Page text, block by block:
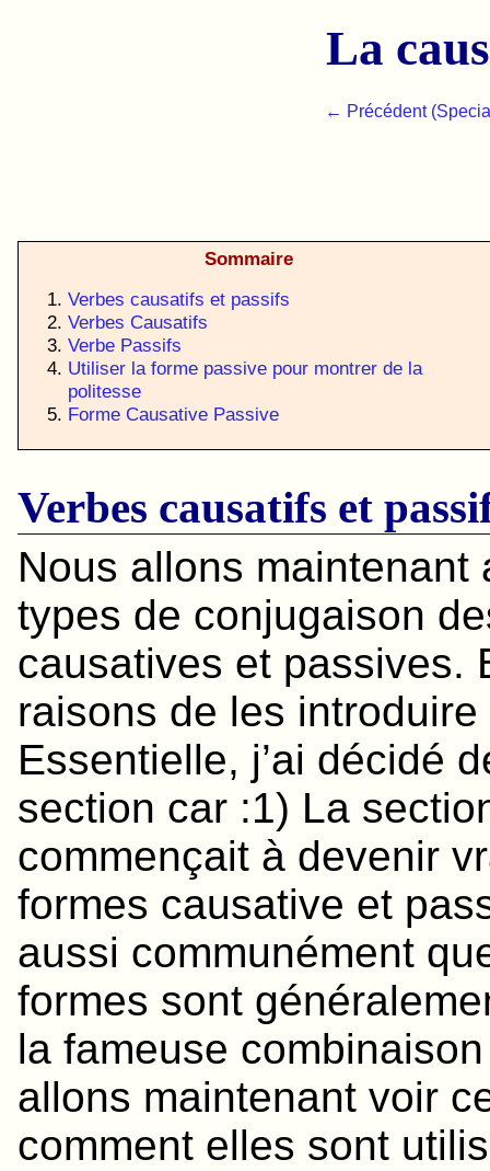
La
← Précédent
Sommaire
Verbes causatifs et passifs
Verbes Causatifs
Verbe Passifs
Utiliser la forme passive pour montrer de la
politesse
Forme Causative Passive
Verbes causatifs et
Nous allons
types de conjugaison
causatives et passives.
raisons de les
Essentielle, j’ai décidé
section car :1) La
commençait à devenir
formes causative et
aussi communément
formes sont
la fameuse
allons maintenant voir
comment elles sont